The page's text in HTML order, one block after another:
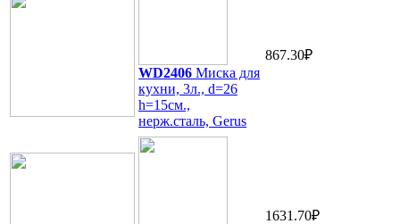
WD2406 Миска для
кухни, 3л., d=26
h=15см.,
нерж.сталь, Gerus
867.30₽
1631.70₽